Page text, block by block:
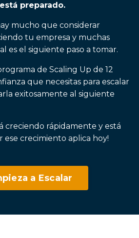
preparado.
mucho que considerar
tu empresa y muchas
es el siguiente paso a tomar.
de Scaling Up de 12
que necesitas para escalar
exitosamente al siguiente
creciendo rápidamente y está
ese crecimiento aplica hoy!
a Escalar